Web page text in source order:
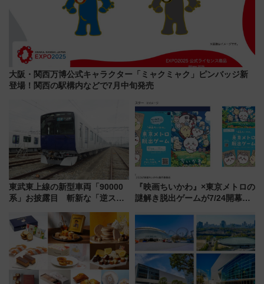
大阪・関西万博公式キャラクター「ミャクミャク」ピンバッジ新
登場！関西の駅構内などで7月中旬発売
東武東上線の新型車両「90000
系」お披露目 斬新な「逆スラ
放的な車内空間に注目、デビュ
ーは9月
『映画ちいかわ』×東京メトロの
謎解き脱出ゲームが7/24開幕！
遊び方を解説！（7/10発売開
始）